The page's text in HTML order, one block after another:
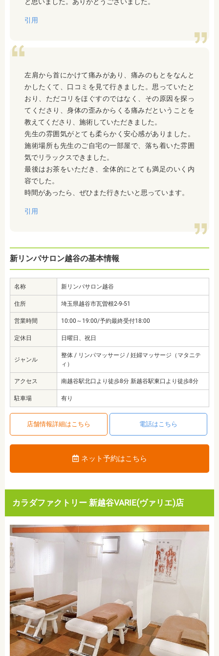
と思いました。ありがとうございました。
引用
左肩から首にかけて痛みがあり、痛みのもとをなんと
かしたくて、口コミを見て行きました。思っていたと
おり、ただコリをほぐすのではなく、その原因を探っ
てくださり、身体の歪みからくる痛みだということを
教えてくださり、施術していただきました。
先生の雰囲気がとても柔らかく安心感がありました。
施術場所も先生のご自宅の一部屋で、落ち着いた雰囲
気でリラックスできました。
最後はお茶をいただき、全体的にとても満足のいく内
容でした。
時間があったら、ぜひまた行きたいと思っています。
引用
新リンパサロン越谷の基本情報
名称 新リンパサロン越谷
住所 埼玉県越谷市瓦曽根2-9-51
営業時間 10:00～19:00/予約最終受付18:00
定休日 日曜日、祝日
ジャンル
整体 / リンパマッサージ / 妊婦マッサージ（マタニテ
ィ）
アクセス 南越谷駅北口より徒歩8分 新越谷駅東口より徒歩8分
駐車場 有り
店舗情報詳細はこちら 電話はこちら
ネット予約はこちら
カラダファクトリー 新越谷VARIE(ヴァリエ)店